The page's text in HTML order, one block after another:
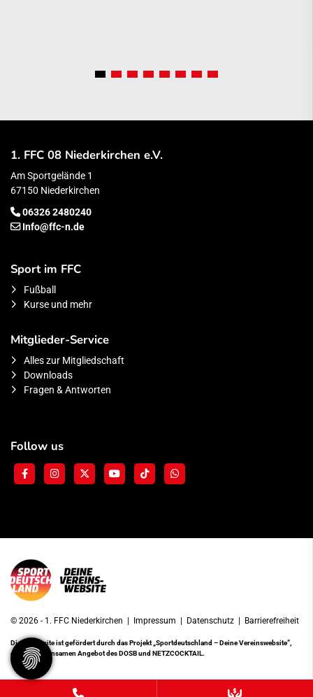
1. FFC 08 Niederkirchen e.V.
Am Sportgelände 1
67150 Niederkirchen
06326 2480240
Info@ffc-n.de
Sport im FFC
Fußball
Kurse und mehr
Mitglieder-Service
Alles zur Mitgliedschaft
Downloads
Fragen & Antworten
Follow us
© 2026 - 1. FFC Niederkirchen | Impressum | Datenschutz | Barrierefreiheit
Diese Website ist gefördert durch das Projekt„Sportdeutschland – Deine Vereinswebsite”,
einem gemeinsamen Angebot des DOSB und NETZCOCKTAIL.